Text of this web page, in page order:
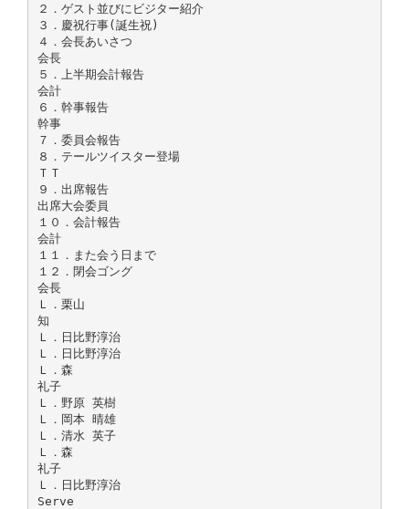
２．ゲスト並びにビジター紹介
３．慶祝行事(誕生祝)
４．会長あいさつ
会長
５．上半期会計報告
会計
６．幹事報告
幹事
７．委員会報告
８．テールツイスター登場
ＴＴ
９．出席報告
出席大会委員
１０．会計報告
会計
１１．また会う日まで
１２．閉会ゴング
会長
Ｌ．栗山
知
Ｌ．日比野淳治
Ｌ．日比野淳治
Ｌ．森
礼子
Ｌ．野原 英樹
Ｌ．岡本 晴雄
Ｌ．清水 英子
Ｌ．森
礼子
Ｌ．日比野淳治
Serve